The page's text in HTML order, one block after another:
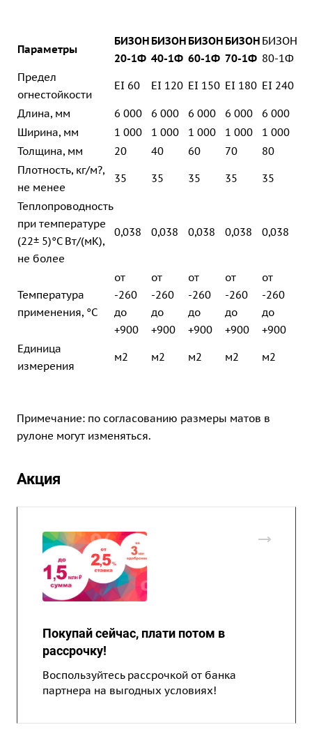
Параметры
БИЗОН
20-1Ф
БИЗОН
40-1Ф
БИЗОН
60-1Ф
БИЗОН
70-1Ф
БИЗОН
80-1Ф
Предел
огнестойкости
EI 60 EI 120 EI 150 EI 180 EI 240
Длина, мм 6 000 6 000 6 000 6 000
6 000
Ширина, мм
1 000 1 000 1 000 1 000
1 000
Толщина, мм
20 40 60 70
80
Плотность, кг/м?,
не менее
35 35 35 35 35
Теплопроводность
при температуре
(22± 5)°С Вт/(мК),
не более
0,038 0,038 0,038 0,038 0,038
Температура
применения, °С
от
-260
до
+900
от
-260
до
+900
от
-260
до
+900
от
-260
до
+900
от
-260
до
+900
Единица
измерения
м2 м2 м2 м2 м2
Примечание: по согласованию размеры матов в
рулоне могут изменяться.
Акция
Покупай сейчас, плати потом в
рассрочку!
Воспользуйтесь рассрочкой от банка
партнера на выгодных условиях!